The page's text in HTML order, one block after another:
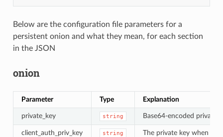
Below are the configuration file parameters for a
persistent onion and what they mean, for each section
in the JSON
onion
Parameter Type Explanation
private_key string Base64-encoded private
client_auth_priv_key string The private key when